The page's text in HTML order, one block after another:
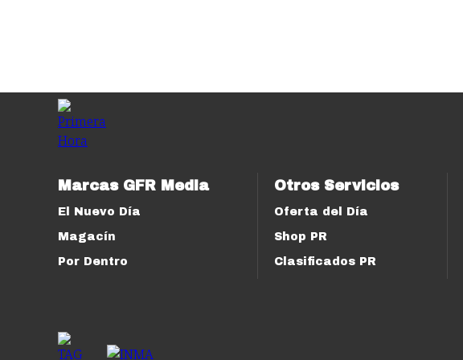
Marcas GFR Media
El Nuevo Día
Magacín
Por Dentro
Otros Servicios
Oferta del Día
Shop PR
Clasificados PR